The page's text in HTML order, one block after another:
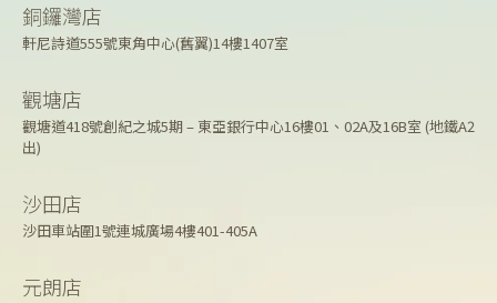
銅鑼灣店
軒尼詩道555號東角中心(舊翼)14樓1407室
觀塘店
觀塘道418號創紀之城5期 – 東亞銀行中心16樓01、02A及16B室 (地鐵A2
出)
沙田店
沙田車站圍1號連城廣場4樓401-405A
元朗店